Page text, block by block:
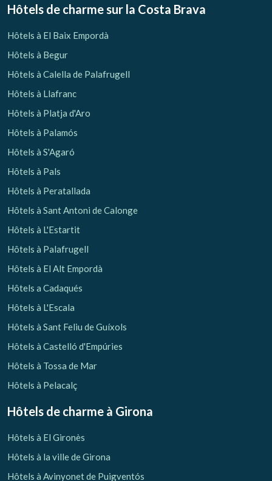
Hôtels de charme sur la Costa Brava
Hôtels à El Baix Empordà
Hôtels à Begur
Hôtels à Calella de Palafrugell
Hôtels à Llafranc
Hôtels à Platja d'Aro
Hôtels à Palamós
Hôtels à S'Agaró
Hôtels à Pals
Hôtels à Peratallada
Hôtels à Sant Antoni de Calonge
Hôtels à L'Estartit
Hôtels à Palafrugell
Hôtels à El Alt Empordà
Hôtels a Cadaqués
Hôtels à L'Escala
Hôtels à Sant Feliu de Guíxols
Hôtels à Castelló d'Empúries
Hôtels à Tossa de Mar
Hôtels à Pelacalç
Hôtels de charme à Girona
Hôtels à El Gironès
Hôtels à la ville de Girona
Hôtels à Avinyonet de Puigventós